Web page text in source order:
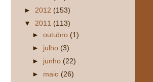
► 2012 (153)
▼ 2011 (113)
►outubro (1)
► julho (3)
► junho (22)
► maio (26)